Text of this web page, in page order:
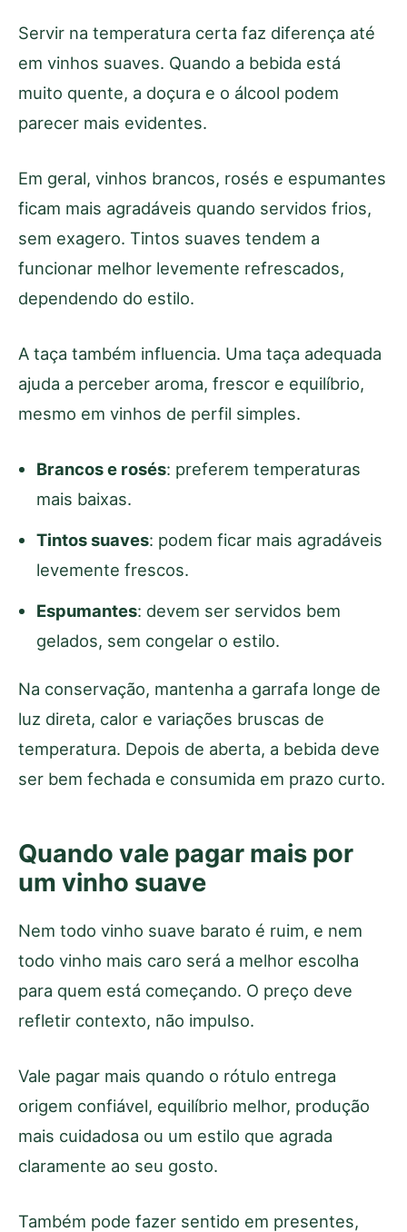
Servir na temperatura certa faz diferença até
em vinhos suaves. Quando a bebida está
muito quente, a doçura e o álcool podem
parecer mais evidentes.
Em geral, vinhos brancos, rosés e espumantes
ficam mais agradáveis quando servidos frios,
sem exagero. Tintos suaves tendem a
funcionar melhor levemente refrescados,
dependendo do estilo.
A taça também influencia. Uma taça adequada
ajuda a perceber aroma, frescor e equilíbrio,
mesmo em vinhos de perfil simples.
Brancos e rosés: preferem temperaturas
mais baixas.
Tintos suaves: podem ficar mais agradáveis
levemente frescos.
Espumantes: devem ser servidos bem
gelados, sem congelar o estilo.
Na conservação, mantenha a garrafa longe de
luz direta, calor e variações bruscas de
temperatura. Depois de aberta, a bebida deve
ser bem fechada e consumida em prazo curto.
Quando vale pagar mais por
um vinho suave
Nem todo vinho suave barato é ruim, e nem
todo vinho mais caro será a melhor escolha
para quem está começando. O preço deve
refletir contexto, não impulso.
Vale pagar mais quando o rótulo entrega
origem confiável, equilíbrio melhor, produção
mais cuidadosa ou um estilo que agrada
claramente ao seu gosto.
Também pode fazer sentido em presentes,